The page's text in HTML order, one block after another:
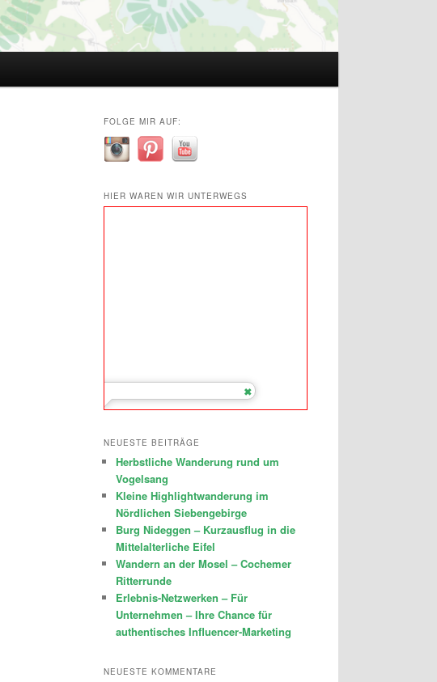
FOLGE MIR AUF:
HIER WAREN WIR UNTERWEGS
NEUESTE BEITRÄGE
Herbstliche Wanderung rund um
Vogelsang
Kleine Highlightwanderung im
Nördlichen Siebengebirge
Burg Nideggen – Kurzausflug in die
Mittelalterliche Eifel
Wandern an der Mosel – Cochemer
Ritterrunde
Erlebnis-Netzwerken – Für
Unternehmen – Ihre Chance für
authentisches Influencer-Marketing
NEUESTE KOMMENTARE